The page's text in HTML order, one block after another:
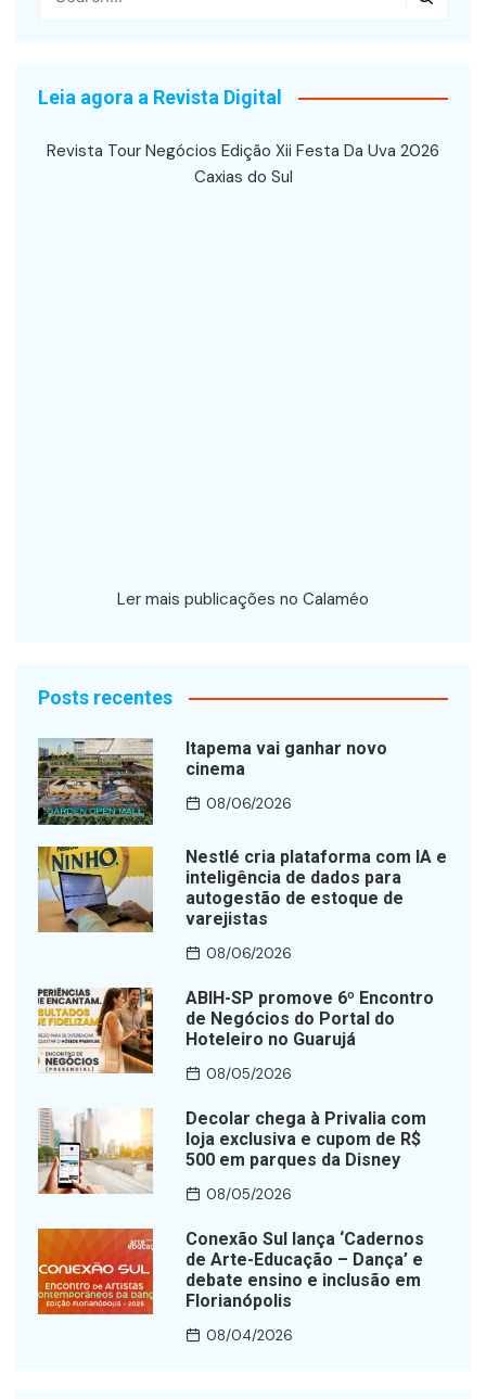
Leia agora a Revista Digital
Revista Tour Negócios Edição Xii Festa Da Uva 2026
Caxias do Sul
Ler mais publicações no Calaméo
Posts recentes
Itapema vai ganhar novo
cinema
08/06/2026
Nestlé cria plataforma com IA e
inteligência de dados para
autogestão de estoque de
varejistas
08/06/2026
ABIH-SP promove 6º Encontro
de Negócios do Portal do
Hoteleiro no Guarujá
08/05/2026
Decolar chega à Privalia com
loja exclusiva e cupom de R$
500 em parques da Disney
08/05/2026
Conexão Sul lança ‘Cadernos
de Arte-Educação – Dança’ e
debate ensino e inclusão em
Florianópolis
08/04/2026